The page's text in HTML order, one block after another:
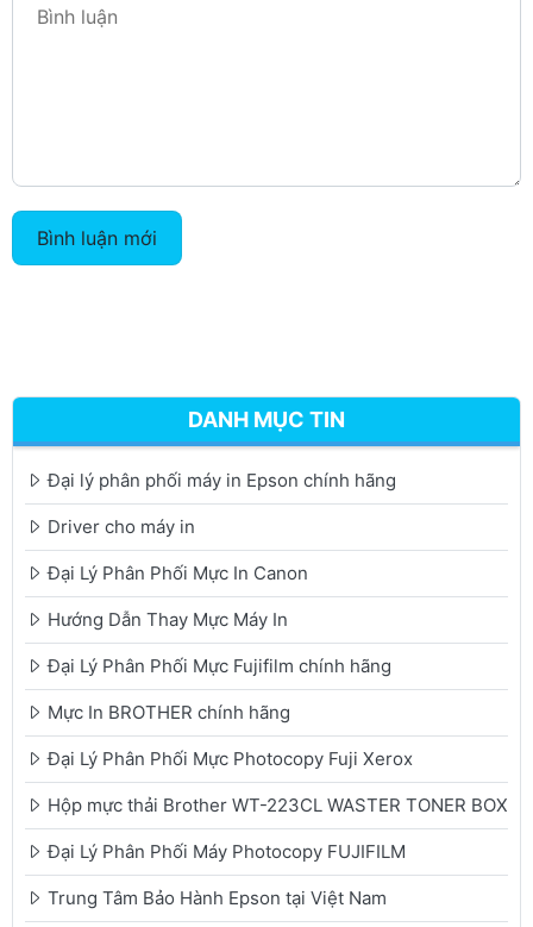
Bình luận mới
DANH MỤC TIN
Đại lý phân phối máy in Epson chính hãng
Driver cho máy in
Đại Lý Phân Phối Mực In Canon
Hướng Dẫn Thay Mực Máy In
Đại Lý Phân Phối Mực Fujifilm chính hãng
Mực In BROTHER chính hãng
Đại Lý Phân Phối Mực Photocopy Fuji Xerox
Hộp mực thải Brother WT-223CL WASTER TONER BOX
Đại Lý Phân Phối Máy Photocopy FUJIFILM
Trung Tâm Bảo Hành Epson tại Việt Nam